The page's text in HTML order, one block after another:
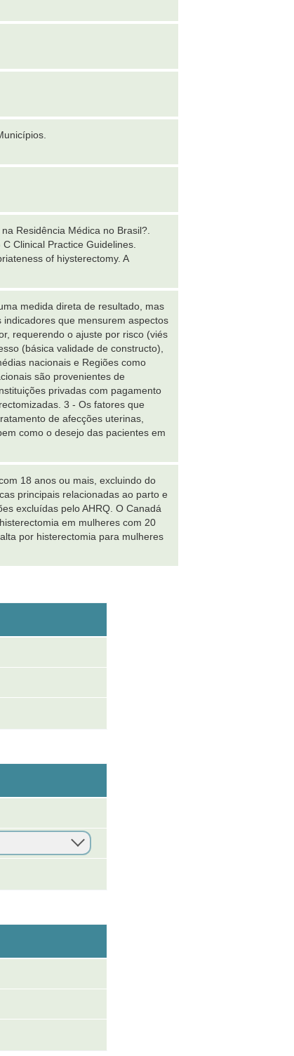
Residência Médica no Brasil?.
Clinical Practice Guidelines.
of hiysterectomy. A
medida direta de resultado, mas
que mensurem aspectos
requerendo o ajuste por risco (viés
(básica validade de constructo),
nacionais e Regiões como
são provenientes de
privadas com pagamento
3 - Os fatores que
de afecções uterinas,
como o desejo das pacientes em
18 anos ou mais, excluindo do
principais relacionadas ao parto e
excluídas pelo AHRQ. O Canadá
em mulheres com 20
por histerectomia para mulheres